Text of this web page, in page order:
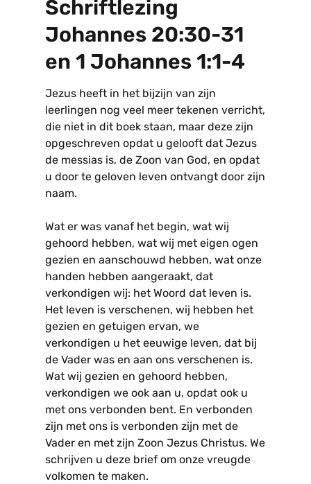
Schriftlezing
Johannes 20:30-31
en 1 Johannes 1:1-4
Jezus heeft in het bijzijn van zijn
leerlingen nog veel meer tekenen verricht,
die niet in dit boek staan, maar deze zijn
opgeschreven opdat u gelooft dat Jezus
de messias is, de Zoon van God, en opdat
u door te geloven leven ontvangt door zijn
naam.
Wat er was vanaf het begin, wat wij
gehoord hebben, wat wij met eigen ogen
gezien en aanschouwd hebben, wat onze
handen hebben aangeraakt, dat
verkondigen wij: het Woord dat leven is.
Het leven is verschenen, wij hebben het
gezien en getuigen ervan, we
verkondigen u het eeuwige leven, dat bij
de Vader was en aan ons verschenen is.
Wat wij gezien en gehoord hebben,
verkondigen we ook aan u, opdat ook u
met ons verbonden bent. En verbonden
zijn met ons is verbonden zijn met de
Vader en met zijn Zoon Jezus Christus. We
schrijven u deze brief om onze vreugde
volkomen te maken.